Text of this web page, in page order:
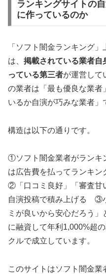
ランキングサイトの
に作っているのか
「ソフト闇金ランキング
は、 掲載されている業者自
っている第三者が運営して
の業者は「最も優良な業者
いるか自演が巧みな業者」
構造は以下の通りです。
①ソフト闇金業者がランキ
は広告費を払ってランキ
②「口コミ良好」「審査甘
自演投稿で積み上げる ③
ミが良いから安心だろう
に融資して年利1,000%超
クルで成立しています。
このサイトはソフト闇金